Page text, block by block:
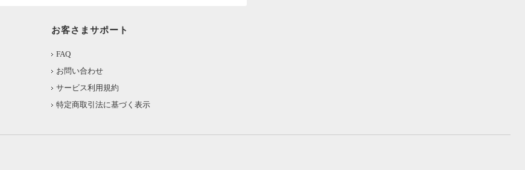
お客さまサポート
FAQ
お問い合わせ
サービス利用規約
特定商取引法に基づく表示